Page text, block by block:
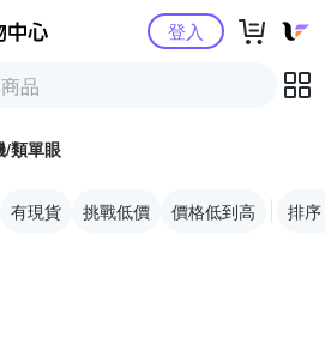
Yahoo購物中心登入
/類單眼
有現貨 挑戰低價 價格低到高 排序